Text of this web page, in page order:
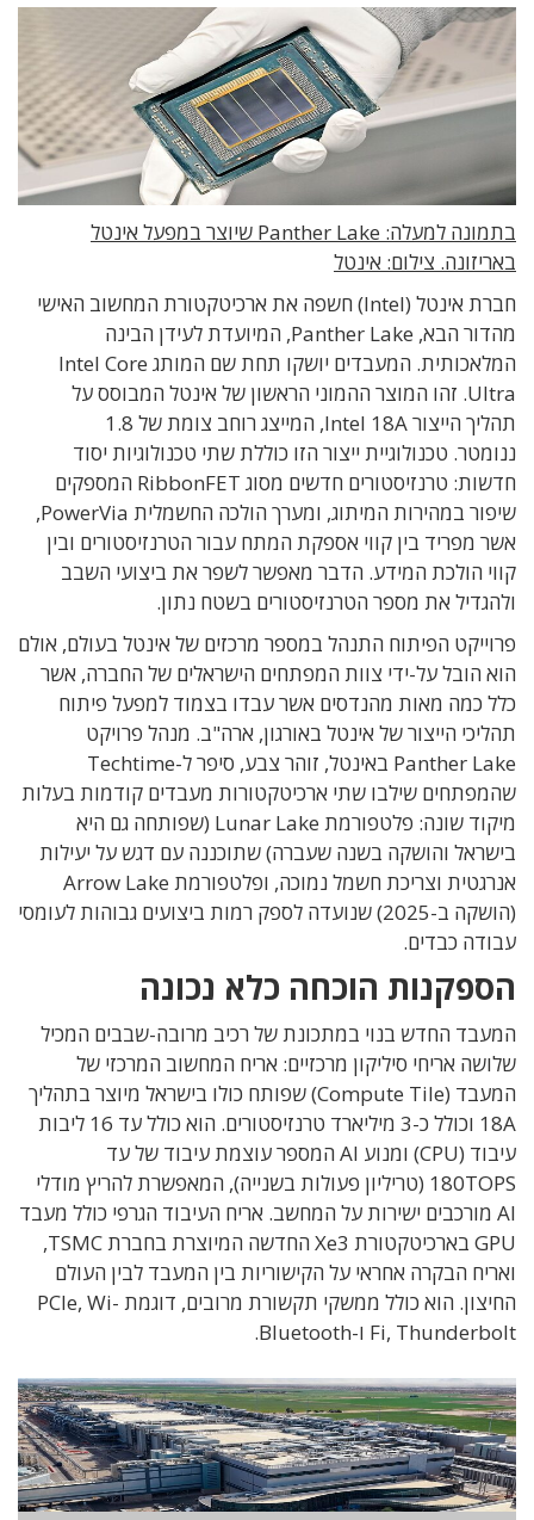
בתמונה למעלה: Panther Lake שיוצר במפעל אינטל
באריזונה. צילום: אינטל
חברת אינטל (Intel) חשפה את
ארכיטקטורת המחשוב האישי
מהדור הבא, Panther Lake
, המיועדת לעידן הבינה
המלאכותית. המעבדים יושקו תחת שם המותג Intel Core
Ultra. זהו המוצר ההמוני הראשון של אינטל
המבוסס על
תהליך הייצור
Intel 18A, המייצג רוחב צומת של 1.8
ננומטר. טכנולוגיית ייצור הזו כוללת שתי טכנולוגיות יסוד
חדשות
: טרנזיסטורים חדשים מסוג RibbonFET המספקים
שיפור במהירות המיתוג, ומערך הולכה החשמלית
PowerVia,
אשר מפריד בין קווי אספקת המתח עבור הטרנזיסטורים ובין
קווי הולכת המידע. הדבר מאפשר לשפר את ביצועי השבב
ולהגדיל את מספר הטרנזיסטורים בשטח נתון.
פרוייקט הפיתוח התנהל במספר מרכזים של אינטל בעולם, אולם
הוא הובל על-ידי צוות המפתחים הישראלים של החברה, אשר
כלל כמה מאות מהנדסים אשר עבדו בצמוד למפעל פיתוח
תהליכי הייצור של אינטל באורגון, ארה"ב. מנהל פרויקט
Panther Lake
באינטל, זוהר צבע, סיפר ל-Techtime
שהמפתחים שילבו שתי ארכיטקטורות מעבדים קודמות בעלות
מיקוד שונה: פלטפורמת Lunar Lake ( שפותחה גם היא
בישראל והושקה בשנה שעברה)שתוכננה עם דגש על יעילות
אנרגטית וצריכת חשמל נמוכה, ופלטפורמת Arrow Lake
(הושקה ב-2025) שנועדה
לספק רמות ביצועים גבוהות לעומסי
עבודה כבדים.
הספקנות הוכחה כלא נכונה
המעבד החדש בנוי במתכונת של רכיב מרובה-שבבים המכיל
שלושה אריחי סיליקון מרכזיים: אריח המחשוב המרכזי של
המעבד
(Compute Tile) שפותח כולו בישראל מיוצר בתהליך
18A וכולל כ-3 מיליארד טרנזיסטורים. הוא כולל עד 16 ליבות
עיבוד (CPU) ומנוע AI המספר עוצמת עיבוד של
עד
180TOPS ( טריליון פעולות בשנייה), המאפשרת להריץ מודלי
AI מורכבים ישירות על המחשב. אריח העיבוד הגרפי כולל מעבד
GPU בא
רכיטקטורת Xe3
החדשה המיוצרת בחברת TSMC,
ואריח הבקרה אחראי על הקישוריות בין המעבד לבין העולם
החיצון. הוא כולל ממשקי תקשורת מרובים, דוגמת PCIe, Wi-
Fi, Thunderbolt ו-Bluetooth.